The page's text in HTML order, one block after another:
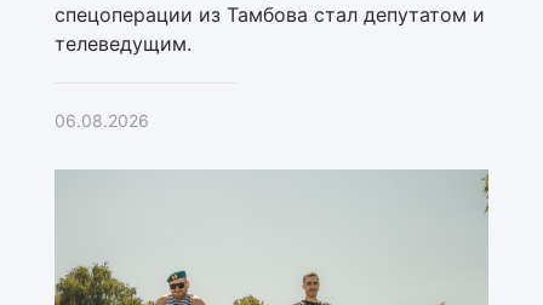
спецоперации из Тамбова стал депутатом и
телеведущим.
06.08.2026